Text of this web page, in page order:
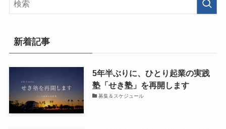
新着記事
5年半ぶりに、ひとり起業の実践
塾「せき塾」を再開します
募集＆スケジュール